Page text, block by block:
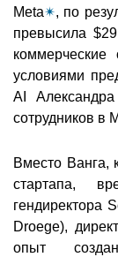
Meta✴, по
превысила
условиями
AI
сотрудников в
Вместо Ванга,
стартапа,
гендиректора
Droege),
опыт